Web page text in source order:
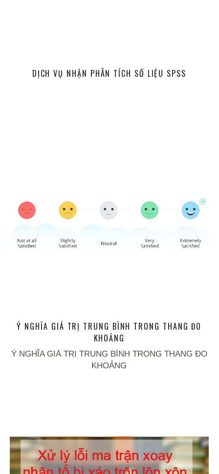
DỊCH VỤ NHẬN PHÂN TÍCH SỐ LIỆU SPSS
Ý NGHĨA GIÁ TRỊ TRUNG BÌNH TRONG THANG ĐO
KHOẢNG
Ý NGHĨA GIÁ TRỊ TRUNG BÌNH TRONG THANG ĐO
KHOẢNG